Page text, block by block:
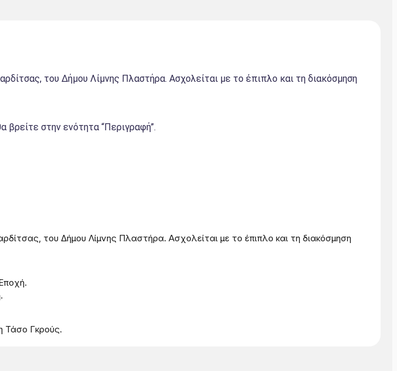
του Δήμου Λίμνης Πλαστήρα. Ασχολείται με το έπιπλο και τη διακόσμηση
στην ενότητα “Περιγραφή”.
του Δήμου Λίμνης Πλαστήρα. Ασχολείται με το έπιπλο και τη διακόσμηση
Τάσο Γκρούς.